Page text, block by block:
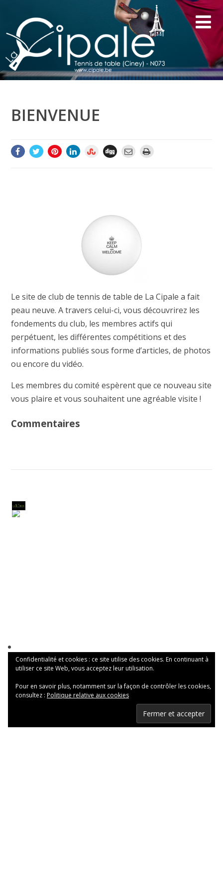
BIENVENUE
Le site de club de tennis de table de La Cipale a fait
peau neuve. A travers celui-ci, vous découvrirez les
fondements du club, les membres actifs qui
perpétuent, les différentes compétitions et des
informations publiés sous forme d’articles, de photos
ou encore du vidéo.
Les membres du comité espèrent que ce nouveau site
vous plaire et vous souhaitent une agréable visite !
Commentaires
Confidentialité et cookies : ce site utilise des cookies. En continuant à
utiliser ce site Web, vous acceptez leur utilisation.
Pour en savoir plus, notamment sur la façon de contrôler les cookies,
consultez : Politique relative aux cookies